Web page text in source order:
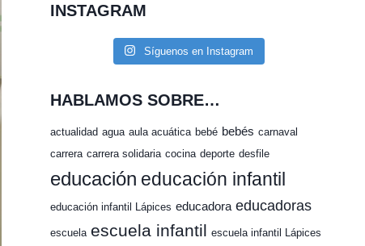
INSTAGRAM
Síguenos en Instagram
HABLAMOS SOBRE…
actualidad agua aula acuática bebé bebés carnaval
carrera carrera solidaria cocina deporte desfile
educación educación infantil
educación infantil Lápices educadora educadoras
escuela escuela infantil escuela infantil Lápices